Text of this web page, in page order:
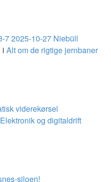
7 2025-10-27 Niebüll
i Alt om de rigtige jernbaner
viderekørsel
Elektronik og digitaldrift
siloen!